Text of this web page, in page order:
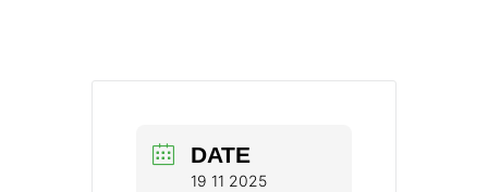
DATE
19 11 2025